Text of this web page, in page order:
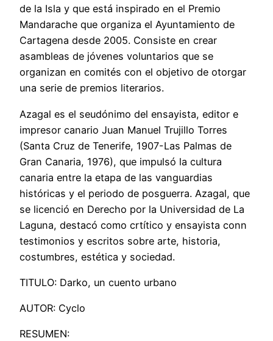
de la Isla y que está inspirado en el Premio
Mandarache que organiza el Ayuntamiento de
Cartagena desde 2005. Consiste en crear
asambleas de jóvenes voluntarios que se
organizan en comités con el objetivo de otorgar
una serie de premios literarios.
Azagal es el seudónimo del ensayista, editor e
impresor canario Juan Manuel Trujillo Torres
(Santa Cruz de Tenerife, 1907-Las Palmas de
Gran Canaria, 1976), que impulsó la cultura
canaria entre la etapa de las vanguardias
históricas y el periodo de posguerra. Azagal, que
se licenció en Derecho por la Universidad de La
Laguna, destacó como crtítico y ensayista conn
testimonios y escritos sobre arte, historia,
costumbres, estética y sociedad.
TITULO: Darko, un cuento urbano
AUTOR: Cyclo
RESUMEN: